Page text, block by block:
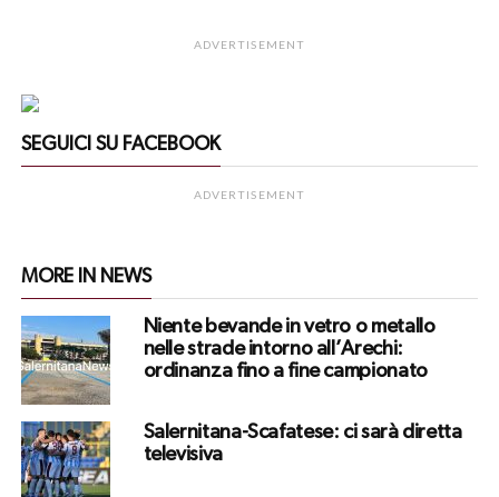
ADVERTISEMENT
SEGUICI SU FACEBOOK
ADVERTISEMENT
MORE IN NEWS
Niente bevande in vetro o metallo
nelle strade intorno all’Arechi:
ordinanza fino a fine campionato
Salernitana-Scafatese: ci sarà diretta
televisiva